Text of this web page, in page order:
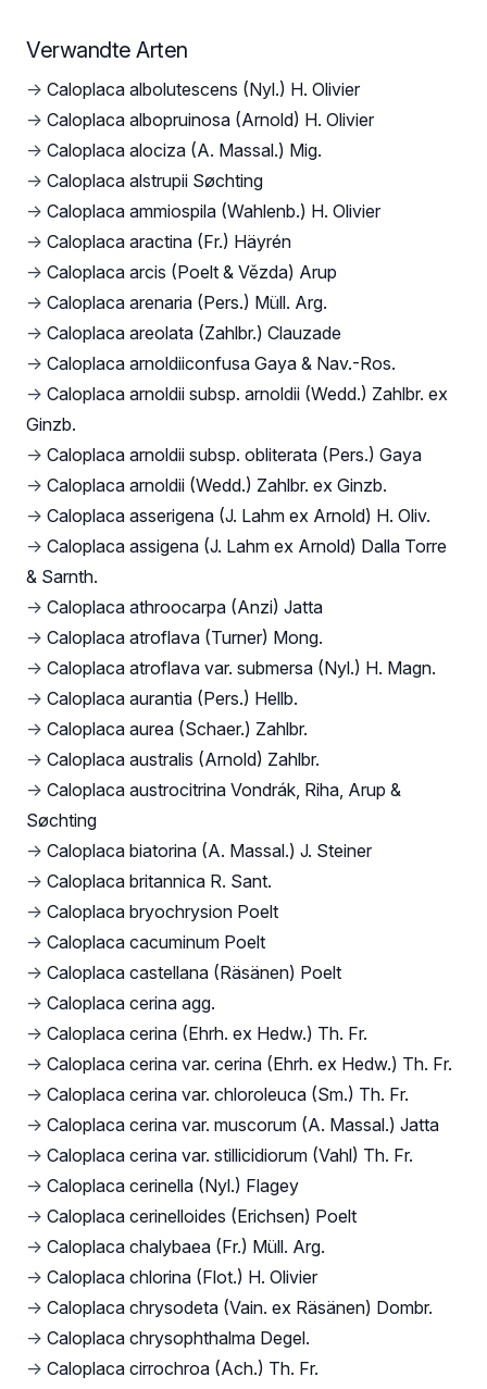
Verwandte Arten
→ Caloplaca albolutescens (Nyl.) H. Olivier
→ Caloplaca albopruinosa (Arnold) H. Olivier
→ Caloplaca alociza (A. Massal.) Mig.
→ Caloplaca alstrupii Søchting
→ Caloplaca ammiospila (Wahlenb.) H. Olivier
→ Caloplaca aractina (Fr.) Häyrén
→ Caloplaca arcis (Poelt & Vězda) Arup
→ Caloplaca arenaria (Pers.) Müll. Arg.
→ Caloplaca areolata (Zahlbr.) Clauzade
→ Caloplaca arnoldiiconfusa Gaya & Nav.-Ros.
→ Caloplaca arnoldii subsp. arnoldii (Wedd.) Zahlbr. ex
Ginzb.
→ Caloplaca arnoldii subsp. obliterata (Pers.) Gaya
→ Caloplaca arnoldii (Wedd.) Zahlbr. ex Ginzb.
→ Caloplaca asserigena (J. Lahm ex Arnold) H. Oliv.
→ Caloplaca assigena (J. Lahm ex Arnold) Dalla Torre
& Sarnth.
→ Caloplaca athroocarpa (Anzi) Jatta
→ Caloplaca atroflava (Turner) Mong.
→ Caloplaca atroflava var. submersa (Nyl.) H. Magn.
→ Caloplaca aurantia (Pers.) Hellb.
→ Caloplaca aurea (Schaer.) Zahlbr.
→ Caloplaca australis (Arnold) Zahlbr.
→ Caloplaca austrocitrina Vondrák, Riha, Arup &
Søchting
→ Caloplaca biatorina (A. Massal.) J. Steiner
→ Caloplaca britannica R. Sant.
→ Caloplaca bryochrysion Poelt
→ Caloplaca cacuminum Poelt
→ Caloplaca castellana (Räsänen) Poelt
→ Caloplaca cerina agg.
→ Caloplaca cerina (Ehrh. ex Hedw.) Th. Fr.
→ Caloplaca cerina var. cerina (Ehrh. ex Hedw.) Th. Fr.
→ Caloplaca cerina var. chloroleuca (Sm.) Th. Fr.
→ Caloplaca cerina var. muscorum (A. Massal.) Jatta
→ Caloplaca cerina var. stillicidiorum (Vahl) Th. Fr.
→ Caloplaca cerinella (Nyl.) Flagey
→ Caloplaca cerinelloides (Erichsen) Poelt
→ Caloplaca chalybaea (Fr.) Müll. Arg.
→ Caloplaca chlorina (Flot.) H. Olivier
→ Caloplaca chrysodeta (Vain. ex Räsänen) Dombr.
→ Caloplaca chrysophthalma Degel.
→ Caloplaca cirrochroa (Ach.) Th. Fr.